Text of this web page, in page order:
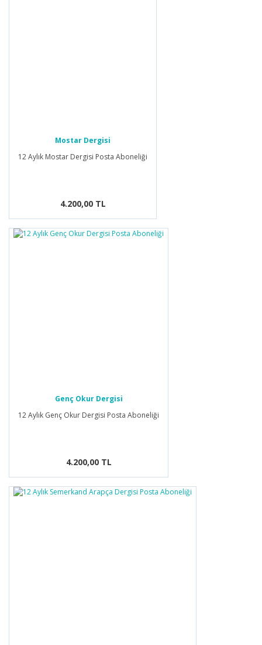
Mostar Dergisi
12 Aylık Mostar Dergisi Posta Aboneliği
4.200,00 TL
Genç Okur Dergisi
12 Aylık Genç Okur Dergisi Posta Aboneliği
4.200,00 TL